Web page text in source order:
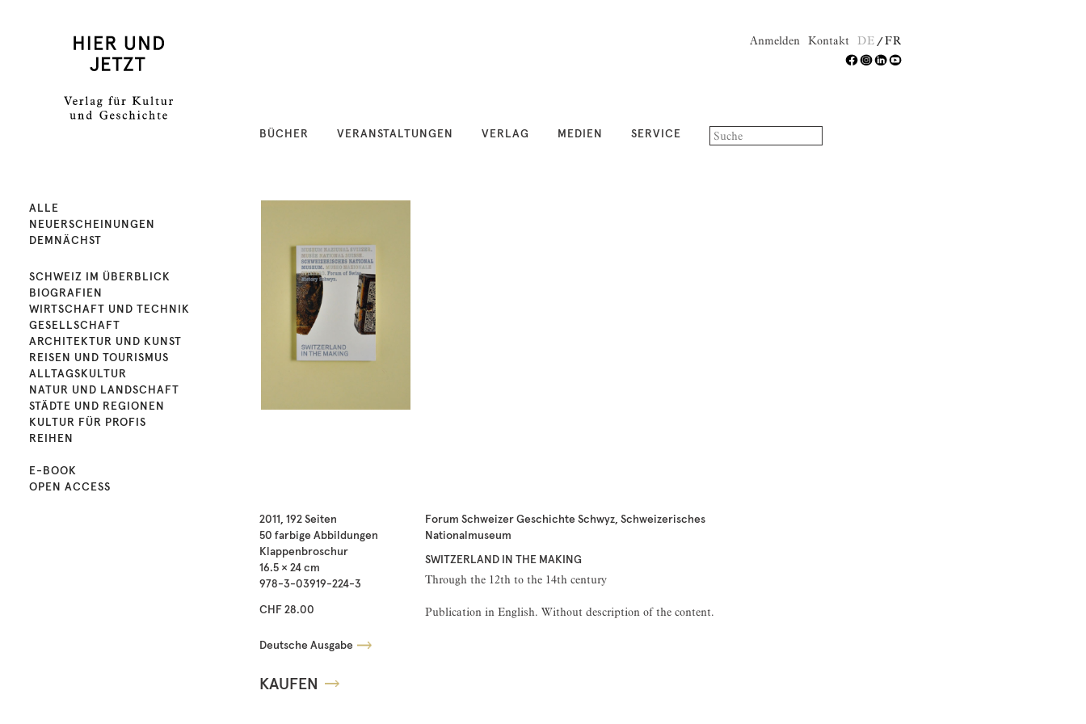
DE FR
Kontakt
Anmelden
BÜCHER VERANSTALTUNGEN VERLAG MEDIEN SERVICE
ALLE
NEUERSCHEINUNGEN
DEMNÄCHST
SCHWEIZ IM ÜBERBLICK
BIOGRAFIEN
WIRTSCHAFT UND TECHNIK
GESELLSCHAFT
ARCHITEKTUR UND KUNST
REISEN UND TOURISMUS
ALLTAGSKULTUR
NATUR UND LANDSCHAFT
STÄDTE UND REGIONEN
KULTUR FÜR PROFIS
REIHEN
E-BOOK
OPEN ACCESS
2011, 192 Seiten
50 farbige Abbildungen
Klappenbroschur
16.5 × 24 cm
978-3-03919-224-3
CHF 28.00
Deutsche Ausgabe
KAUFEN
Forum Schweizer Geschichte Schwyz, Schweizerisches
Nationalmuseum
SWITZERLAND IN THE MAKING
Through the 12th to the 14th century
Publication in English. Without description of the content.